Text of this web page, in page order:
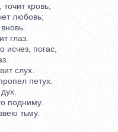
кровь;
любовь;
глаз.
погас,
слух.
петух.
подниму.
тьму.